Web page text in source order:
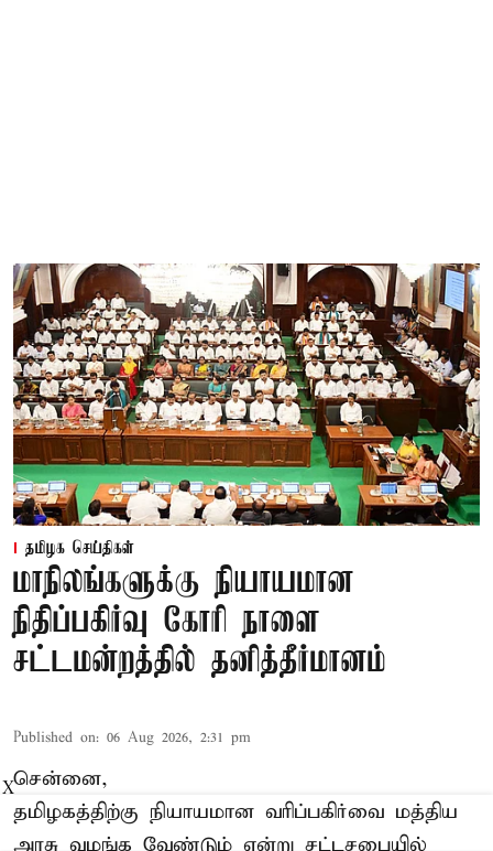
தமிழக செய்திகள்
மாநிலங்களுக்கு நியாயமான
நிதிப்பகிர்வு கோரி நாளை
சட்டமன்றத்தில் தனித்தீர்மானம்
Published on: 06 Aug 2026, 2:31 pm
சென்னை,
தமிழகத்திற்கு நியாயமான வரிப்பகிர்வை மத்திய
அரசு வழங்க வேண்டும் என்று சட்டசபையில்
X